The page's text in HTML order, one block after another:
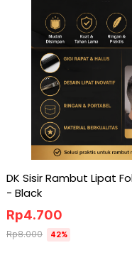
DK Sisir Rambut Lipat
- Black
Rp4.700
Rp8.000 42%